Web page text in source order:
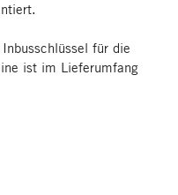
für die
ist im Lieferumfang